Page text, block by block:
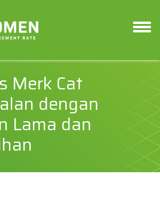
Merk Cat
dengan
Lama dan